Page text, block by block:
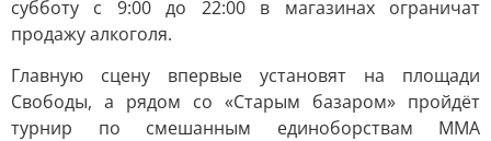
субботу с 9:00 до 22:00 в магазинах ограничат
продажу алкоголя.
Главную сцену впервые установят на площади
Свободы, а рядом со «Старым базаром» пройдёт
турнир по смешанным единоборствам ММА